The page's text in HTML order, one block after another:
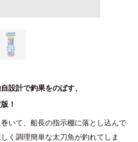
FACTORY
設計で釣果をのばす、
！
いて、船長の指示棚に落とし込んで
く調理簡単な太刀魚が釣れてしま